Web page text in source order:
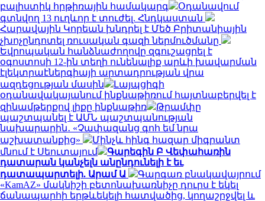
բալիստիկ հրթիռային համակարգ
Օդանավում
գտնվող 13 ուղևոր է տուժել. Հնդկաստան
Հարավային Կորեան խնդրել է Մեծ Բրիտանիային
չխոչընդոտել ռուսական գազի ներմուծմանը
Եվրոպական հանձնաժողովը զգուշացրել է
օգոստոսի 12-ին տեղի ունենալիք արևի խավարման
էլեկտրաէներգիայի արտադրության վրա
ազդեցության մասին
Լայպցիգի
օդանավակայանում ինքնաթիռում հայտնաբերվել է
զինամթերքով լիքը ինքնաթիռ
Թրամփը
պաշտպանել է ԱՄՆ պաշտպանության
նախարարին․ «Չափազանց գոհ եմ նրա
աշխատանքից»
Մինչև հինգ հազար միգրանտ
մնում է Սեուտայում
Գարեգին Բ Վեփահառին
դատարան կանչելն անընդունելի է եւ
դատապարտելի. Արամ Ա
Գարգառ բնակավայրում
«KamAZ» մակնիշի բետոնախառնիչը դուրս է եկել
ճանապարհի երթևեկելի հատվածից, կողաշրջվել և